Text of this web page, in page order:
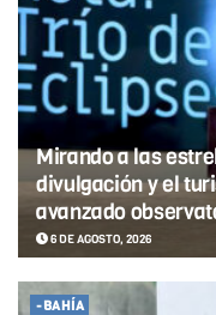
Mirando a las
divulgación y el
avanzado
6 DE AGOSTO, 2026
-BAHÍA